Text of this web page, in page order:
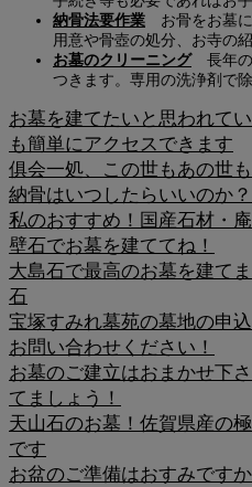
納骨法要作業 お骨をお墓
用意や骨壺の処分、お寺の
お墓のクリーニング長年の
つきます。専用の洗浄剤で
お墓を建てたいと思われて
も簡単にアクセスできます
俱会一処、この世もあの世
納骨はいつしたらいいのか
私のおすすめ！国産石材・
壁石でお墓を建ててね！
大島石で最高のお墓を建て
石
宝塚すみれ墓苑の墓地の申
お問い合わせください！
お墓のご建立はおまかせ下
てましょう！
天山石のお墓！佐賀県産の
です
お盆のご準備はおすみです